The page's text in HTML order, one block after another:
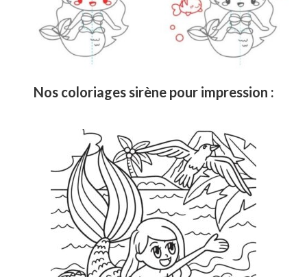
Nos coloriages sirène pour impression :